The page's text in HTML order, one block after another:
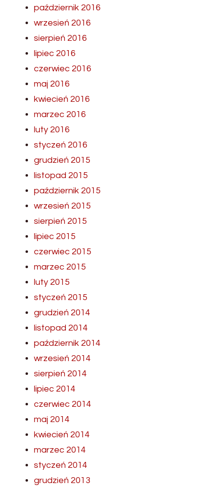
październik 2016
wrzesień 2016
sierpień 2016
lipiec 2016
czerwiec 2016
maj 2016
kwiecień 2016
marzec 2016
luty 2016
styczeń 2016
grudzień 2015
listopad 2015
październik 2015
wrzesień 2015
sierpień 2015
lipiec 2015
czerwiec 2015
marzec 2015
luty 2015
styczeń 2015
grudzień 2014
listopad 2014
październik 2014
wrzesień 2014
sierpień 2014
lipiec 2014
czerwiec 2014
maj 2014
kwiecień 2014
marzec 2014
styczeń 2014
grudzień 2013